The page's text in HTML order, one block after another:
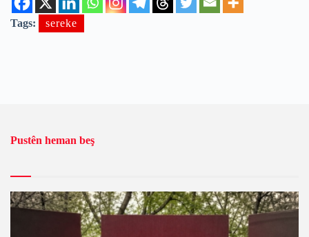
Tags: sereke
Pustên heman beş